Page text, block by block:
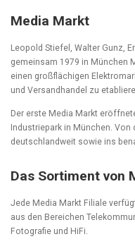
Media Markt
Leopold Stiefel, Walter Gunz,
gemeinsam 1979 in München
einen großflächigen
und Versandhandel zu
Der erste Media Markt
Industriepark in München.
deutschlandweit sowie ins
Das Sortiment von
Jede Media Markt Filiale
aus den Bereichen
Fotografie und HiFi.